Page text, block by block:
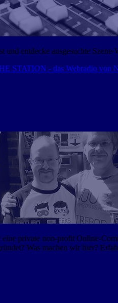
und entdecke ausgesuchte Szene-
STATION - das Webradio von
eine private non-profit Online-
Was machen wir hier?